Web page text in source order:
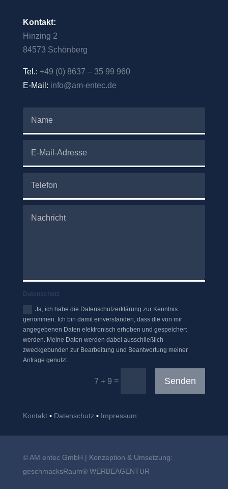
Kontakt:
Hinzing 2
84573 Schönberg
Tel.: +49 (0) 8637 – 35 99 960
E-Mail: info@am-entec.de
Datenschutz
Ja, ich habe die Datenschutzerklärung zur Kenntnis
genommen. Ich bin damit einverstanden, dass die von mir
angegebenen Daten elektronisch erhoben und gespeichert
werden. Meine Daten werden dabei ausschließlich
zweckgebunden zur Bearbeitung und Beantwortung meiner
Anfrage genutzt.
7 + 9 = Senden
Kontakt▪︎ Datenschutz ▪︎ Impressum
© AM entec GmbH | Konzeption & Umsetzung:
geschmacksRaum® WERBEAGENTUR